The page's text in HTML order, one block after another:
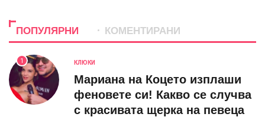
ПОПУЛЯРНИ КОМЕНТИРАНИ
1 КЛЮКИ
Мариана на Коцето изплаши
феновете си! Какво се случва
с красивата щерка на певеца